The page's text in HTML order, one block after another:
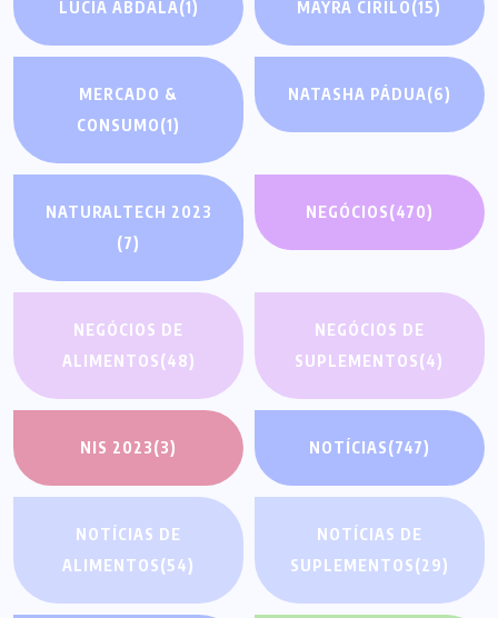
LUCIA ABDALA(1) MAYRA CIRILO(15)
MERCADO &
CONSUMO(1)
NATASHA PÁDUA(6)
NATURALTECH 2023
(7)
NEGÓCIOS(470)
NEGÓCIOS DE
ALIMENTOS(48)
NEGÓCIOS DE
SUPLEMENTOS(4)
NIS 2023(3) NOTÍCIAS(747)
NOTÍCIAS DE
ALIMENTOS(54)
NOTÍCIAS DE
SUPLEMENTOS(29)